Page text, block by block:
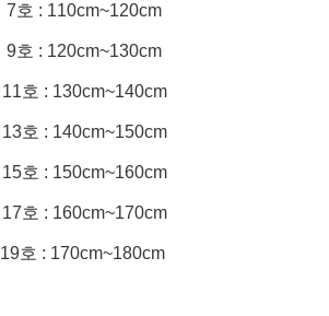
7호 : 110cm~120cm
9호 : 120cm~130cm
11호 : 130cm~140cm
13호 : 140cm~150cm
15호 : 150cm~160cm
17호 : 160cm~170cm
19호 : 170cm~180cm